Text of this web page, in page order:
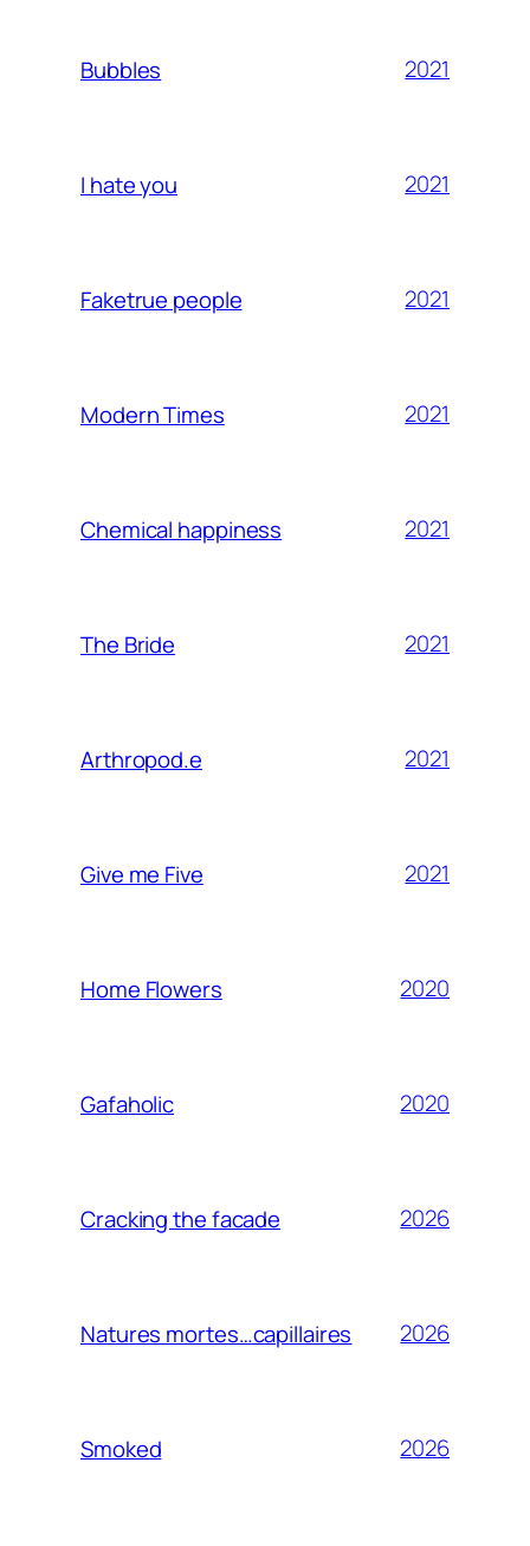
Bubbles 2021
I hate you 2021
Faketrue people 2021
Modern Times 2021
Chemical happiness 2021
The Bride 2021
Arthropod.e 2021
Give me Five 2021
Home Flowers 2020
Gafaholic 2020
Cracking the facade 2026
Natures mortes…capillaires 2026
Smoked 2026